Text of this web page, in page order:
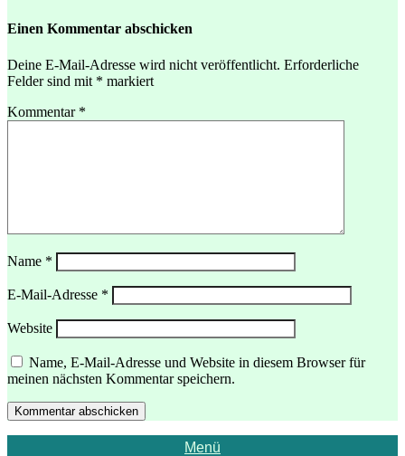
Einen Kommentar abschicken
Deine E-Mail-Adresse wird nicht veröffentlicht. Erforderliche
Felder sind mit * markiert
Kommentar *
Name *
E-Mail-Adresse *
Website
Name, E-Mail-Adresse und Website in diesem Browser für
meinen nächsten Kommentar speichern.
Kommentar abschicken
Menü